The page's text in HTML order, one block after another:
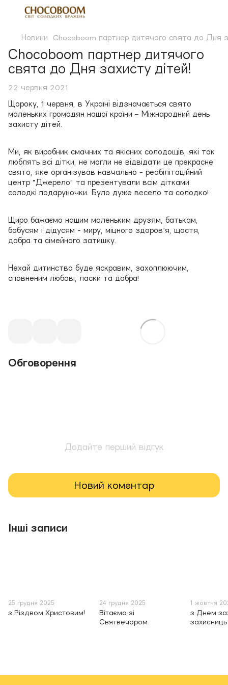
Новини Chocoboom партнер дитячого свята до Дня
Chocoboom партнер дитячого
свята до Дня захисту дітей!
22 червня 2021
Щороку, 1 червня, в Україні відзначається свято
маленьких громадян нашої країни – Міжнародний день
захисту дітей.
Ми, як виробник смачних та якісних солодощів, які так
люблять всі дітки, не могли не відвідати це прекрасне
свято, яке організував навчально - реабілітаційний
центр "Джерело" та презентували всім дітками
солодкі подаруночки. Було дуже весело та солодко!
Щиро бажаємо нашим маленьким друзям, батькам,
бабусям і дідусям - миру, міцного здоров’я, щастя,
добра та сімейного затишку.
Нехай дитинство буде яскравим, захоплюючим,
сповненим любові, ласки та добра!
Обговорення
Додайте перший відгук
Новий коментар
Інші записи
25 грудня 2025
з Різдвом Христовим!
24 грудня 2025
Вітаємо зі
Святвечором
1 жовтня
з Днем
захисниць